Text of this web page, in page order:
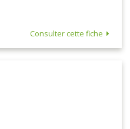
Consulter cette fiche